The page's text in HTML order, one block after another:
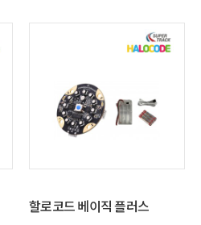
할로코드 베이직 플러스